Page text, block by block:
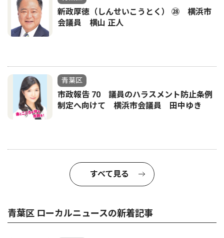
新政厚徳（しんせいこうとく） ㉘ 横浜市
会議員 横山 正人
青葉区
市政報告 70 議員のハラスメント防止条例
制定へ向けて 横浜市会議員 田中ゆき
すべて見る
青葉区 ローカルニュースの新着記事